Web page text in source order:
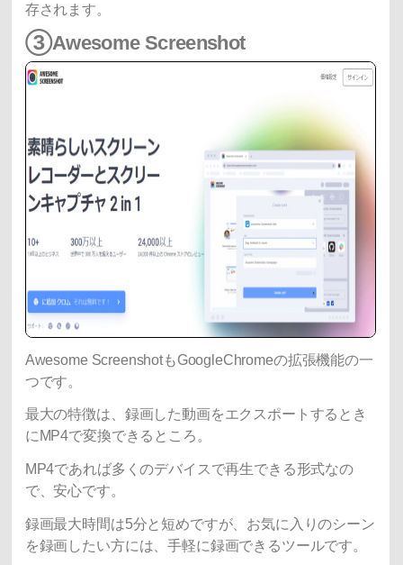
存されます。
③Awesome Screenshot
Awesome ScreenshotもGoogleChromeの拡張機能の一
つです。
最大の特徴は、録画した動画をエクスポートするとき
にMP4で変換できるところ。
MP4であれば多くのデバイスで再生できる形式なの
で、安心です。
録画最大時間は5分と短めですが、お気に入りのシーン
を録画したい方には、手軽に録画できるツールです。